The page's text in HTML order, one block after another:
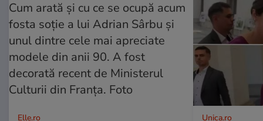
Elle.ro Unica.ro